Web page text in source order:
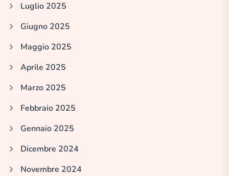
Luglio 2025
Giugno 2025
Maggio 2025
Aprile 2025
Marzo 2025
Febbraio 2025
Gennaio 2025
Dicembre 2024
Novembre 2024